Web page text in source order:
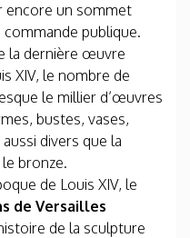
encore un sommet
publique.
la dernière œuvre
XIV, le nombre de
le millier d’œuvres
bustes, vases,
divers que la
bronze.
de Louis XIV, le
de Versailles
de la sculpture